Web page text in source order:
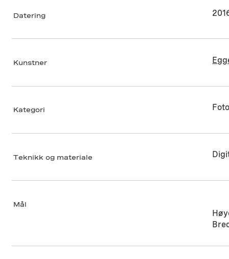
Datering
Kunstner
Kategori
Teknikk og materiale
Mål